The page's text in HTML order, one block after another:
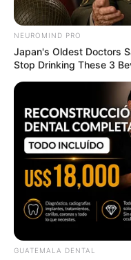
ดูดวง
ดูดวง
เบอร์โทร คน
ทุกองศา คุณล่ะ
NEUROMIND PRO
Japan's Oldest Doctors
Stop Drinking These 3
GUATEMALA DENTAL